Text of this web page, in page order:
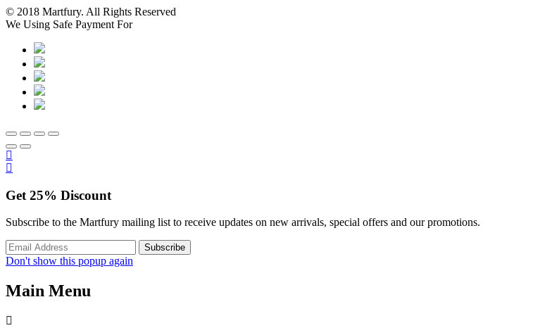
© 2018 Martfury. All Rights Reserved
We Using Safe Payment For
Get 25% Discount
Subscribe to the Martfury mailing list to receive updates on new arrivals, special offers and our promotions.
Don't show this popup again
Main Menu